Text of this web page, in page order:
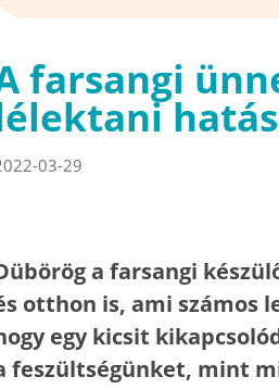
farsangi
03-29
a farsangi
otthon is, ami számos
egy kicsit
feszültségünket, mint